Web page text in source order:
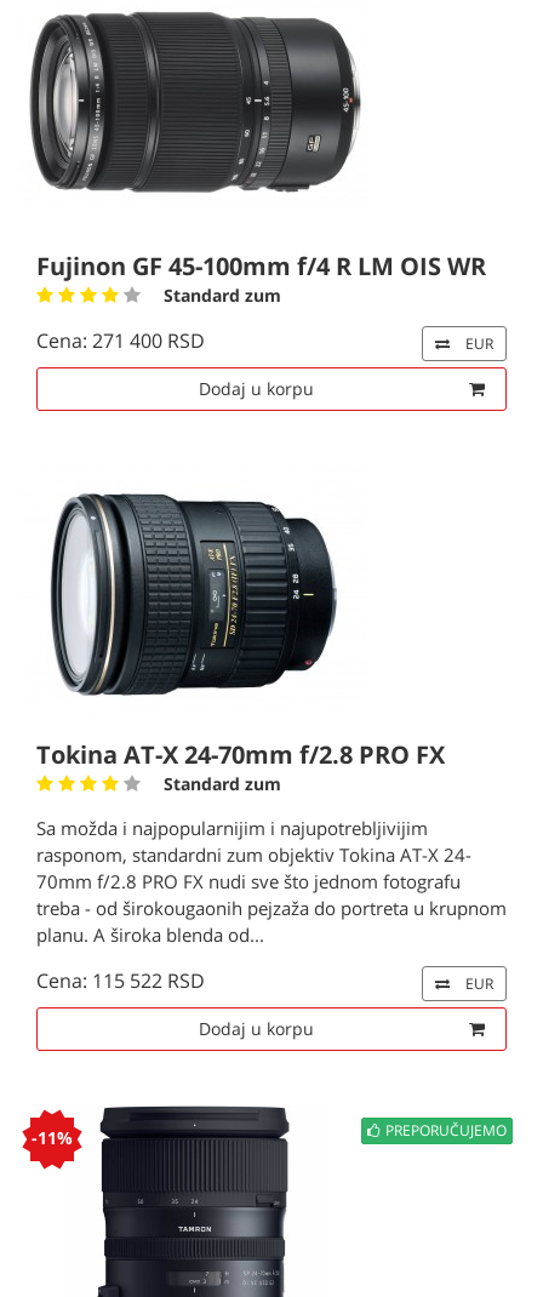
Fujinon GF 45-100mm f/4 R LM OIS WR
Standard zum
Cena: 271 400 RSD EUR
Dodaj u korpu
Tokina AT-X 24-70mm f/2.8 PRO FX
Standard zum
Sa možda i najpopularnijim i najupotrebljivijim
rasponom, standardni zum objektiv Tokina AT-X 24-
70mm f/2.8 PRO FX nudi sve što jednom fotografu
treba - od širokougaonih pejzaža do portreta u krupnom
planu. A široka blenda od...
Cena: 115 522 RSD EUR
Dodaj u korpu
PREPORUČUJEMO
-11%